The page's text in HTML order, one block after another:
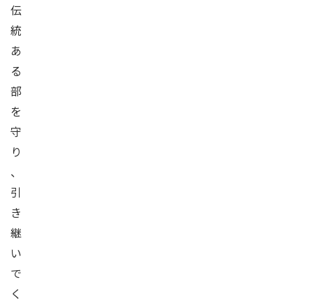
伝
統
あ
る
部
を
守
り
、
引
き
継
い
で
く